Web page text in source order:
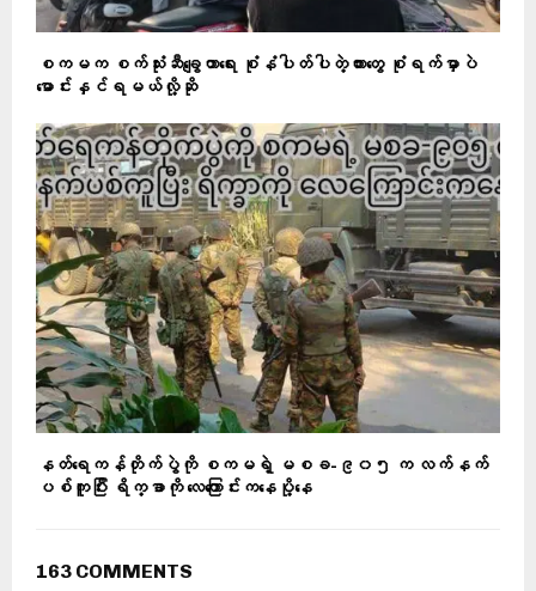
စကမက စက်သုံးဆီချွေတာရေး စုံနံပါတ်ပါတဲ့ကားတွေ စုံရက်မှာပဲ
မောင်းနှင်ရမယ်လို့ဆို
နတ်ရေကန်တိုက်ပွဲကို စကမရဲ့ မစခ-၉၀၅ က လက်နက်
ပစ်ကူပြီး ရိက္ခာကို လေကြောင်းကနေပို့နေ
163 COMMENTS